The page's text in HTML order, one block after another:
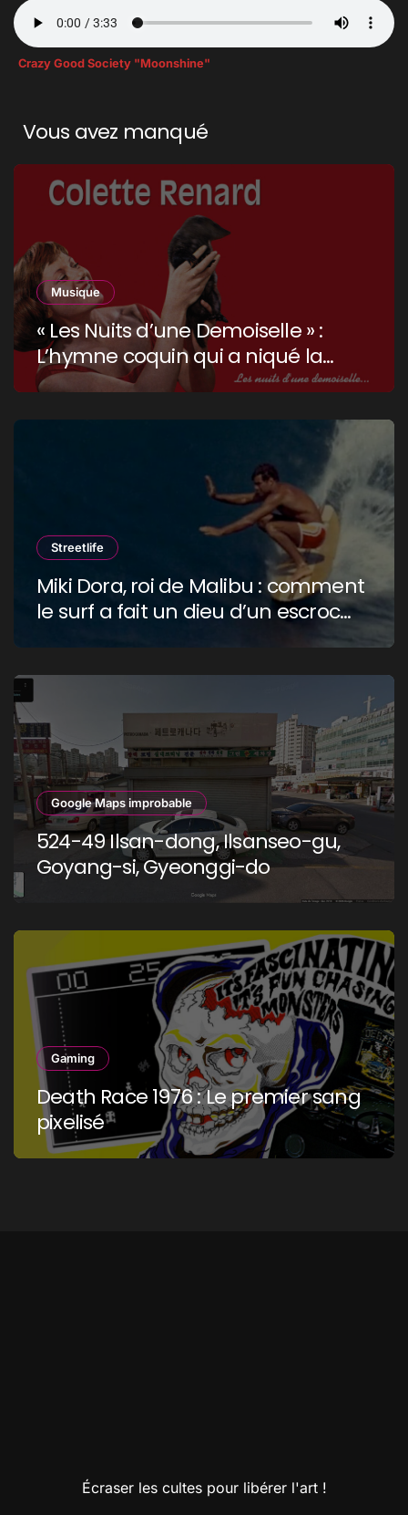
Crazy Good Society "Moonshine"
Vous avez manqué
Musique
« Les Nuits d’une Demoiselle » :
L’hymne coquin qui a niqué la
censure !
Streetlife
Miki Dora, roi de Malibu : comment
le surf a fait un dieu d’un escroc
Google Maps improbable
524-49 Ilsan-dong, Ilsanseo-gu,
Goyang-si, Gyeonggi-do
Gaming
Death Race 1976 : Le premier sang
pixelisé
Écraser les cultes pour libérer l'art !